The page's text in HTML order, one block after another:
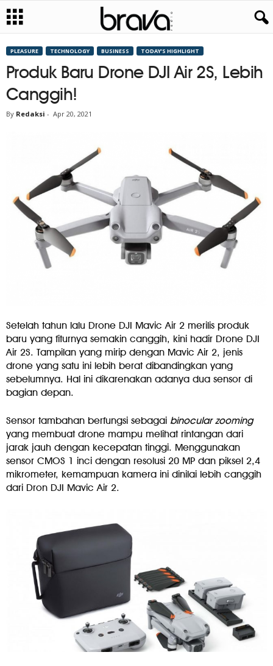
PLEASURE TECHNOLOGY BUSINESS TODAY’S HIGHLIGHT
Produk Baru Drone DJI Air 2S, Lebih
Canggih!
By Redaksi - Apr 20, 2021
Setelah tahun lalu Drone DJI Mavic Air 2 merilis produk
baru yang fiturnya semakin canggih, kini hadir Drone DJI
Air 2S. Tampilan yang mirip dengan Mavic Air 2, jenis
drone yang satu ini lebih berat dibandingkan yang
sebelumnya. Hal ini dikarenakan adanya dua sensor di
bagian depan.
Sensor tambahan berfungsi sebagai binocular zooming
yang membuat drone mampu melihat rintangan dari
jarak jauh dengan kecepatan tinggi. Menggunakan
sensor CMOS 1 inci dengan resolusi 20 MP dan piksel 2,4
mikrometer, kemampuan kamera ini dinilai lebih canggih
dari Dron DJI Mavic Air 2.